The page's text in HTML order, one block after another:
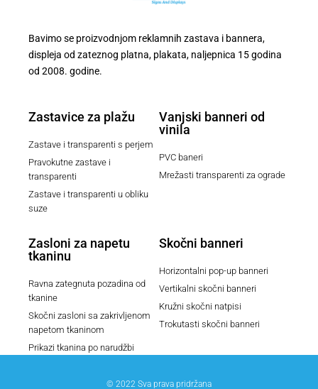
Bavimo se proizvodnjom reklamnih zastava i bannera,
displeja od zateznog platna, plakata, naljepnica 15 godina
od 2008. godine.
Zastavice za plažu
Zastave i transparenti s perjem
Pravokutne zastave i
transparenti
Zastave i transparenti u obliku
suze
Vanjski banneri od
vinila
PVC baneri
Mrežasti transparenti za ograde
Zasloni za napetu
tkaninu
Ravna zategnuta pozadina od
tkanine
Skočni zasloni sa zakrivljenom
napetom tkaninom
Prikazi tkanina po narudžbi
Skočni banneri
Horizontalni pop-up banneri
Vertikalni skočni banneri
Kružni skočni natpisi
Trokutasti skočni banneri
© 2022 Sva prava pridržana